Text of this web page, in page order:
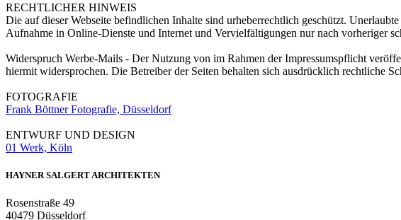
RECHTLICHER HINWEIS
Die auf dieser Webseite befindlichen Inhalte sind urheberrechtlich geschützt.
Aufnahme in Online-Dienste und Internet und Vervielfältigungen nur nach vorheriger
Widerspruch Werbe-Mails - Der Nutzung von im Rahmen der Impressumspflicht
hiermit widersprochen. Die Betreiber der Seiten behalten sich ausdrücklich rechtliche
FOTOGRAFIE
Frank Böttner Fotografie, Düsseldorf
ENTWURF UND DESIGN
01 Werk, Köln
HAYNER SALGERT ARCHITEKTEN
Rosenstraße 49
40479 Düsseldorf